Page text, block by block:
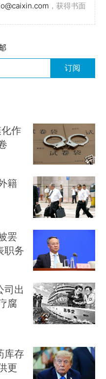
，获得书面
订阅
作
籍
罢
职务
司出
腐
库存
更